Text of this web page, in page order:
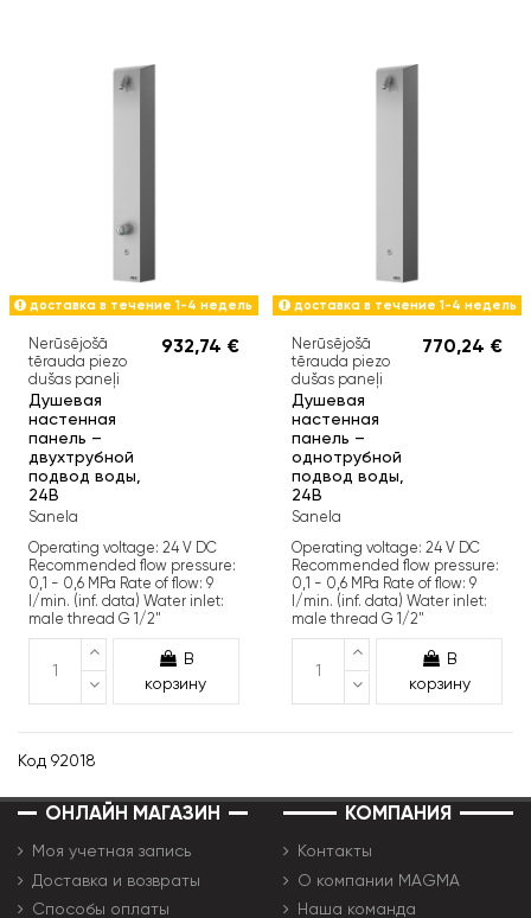
доставка в течение 1-4 недель
Nerūsējošā
tērauda piezo
dušas paneļi
Душевая
настенная
панель –
двухтрубной
подвод воды,
24В
Sanela
932,74 €
Operating voltage: 24 V DC
Recommended flow pressure:
0,1 - 0,6 MPa Rate of flow: 9
l/min. (inf. data) Water inlet:
male thread G 1/2"
В
корзину
доставка в течение 1-4 недель
Nerūsējošā
tērauda piezo
dušas paneļi
Душевая
настенная
панель –
однотрубной
подвод воды,
24В
Sanela
770,24 €
Operating voltage: 24 V DC
Recommended flow pressure:
0,1 - 0,6 MPa Rate of flow: 9
l/min. (inf. data) Water inlet:
male thread G 1/2"
В
корзину
Код 92018
ОНЛАЙН МАГАЗИН
Моя учетная запись
Доставка и возвраты
Способы оплаты
КОМПАНИЯ
Контакты
О компании MAGMA
Наша команда